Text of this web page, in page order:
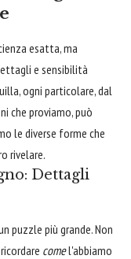
esatta, ma
e sensibilità
ogni particolare, dal
che proviamo, può
le diverse forme che
rivelare.
Dettagli
puzzle più grande. Non
comel'abbiamo